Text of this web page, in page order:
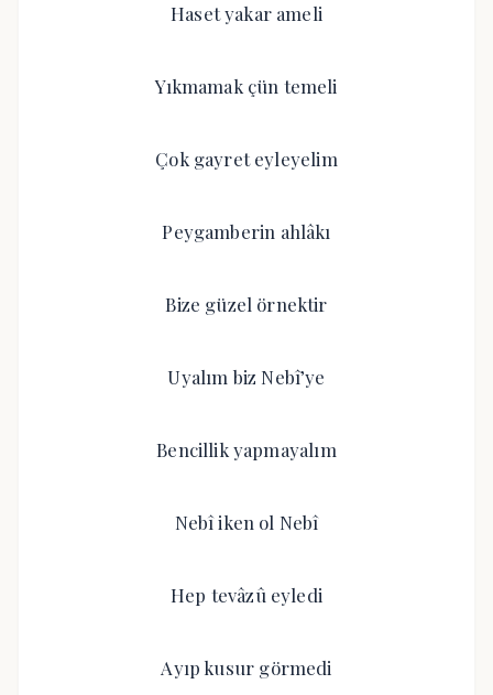
Haset yakar ameli
Yıkmamak çün temeli
Çok gayret eyleyelim
Peygamberin ahlâkı
Bize güzel örnektir
Uyalım biz Nebî’ye
Bencillik yapmayalım
Nebî iken ol Nebî
Hep tevâzû eyledi
Ayıp kusur görmedi